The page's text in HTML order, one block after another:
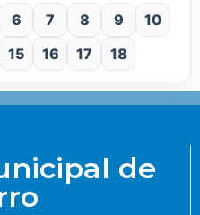
6 7 8 9
10
15 16 17 18
de